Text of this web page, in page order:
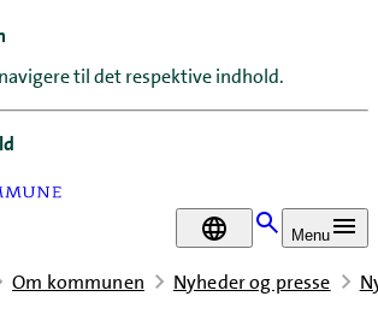
til det respektive indhold.
DA Menu
Om kommunen Nyheder og presse